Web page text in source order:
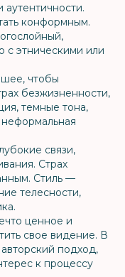
конформным.
с этническими или
чтобы
безжизненности,
темные тона,
связи,
Страх
Стиль —
телесности,
ценное и
свое видение. В
подход,
к процессу